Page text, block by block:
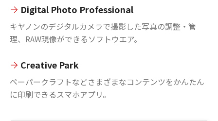
Digital Photo Professional
キヤノンのデジタルカメラで撮影した写真の調整・管
理、RAW現像ができるソフトウエア。
Creative Park
ペーパークラフトなどさまざまなコンテンツをかんたん
に印刷できるスマホアプリ。